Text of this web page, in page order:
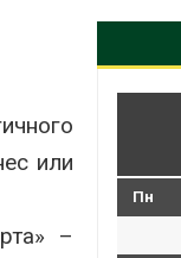
или
–
Пн